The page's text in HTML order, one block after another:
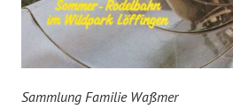
Sammlung Familie Waßmer